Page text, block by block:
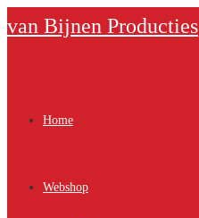
naar
van Bijnen Producties
Home
Webshop